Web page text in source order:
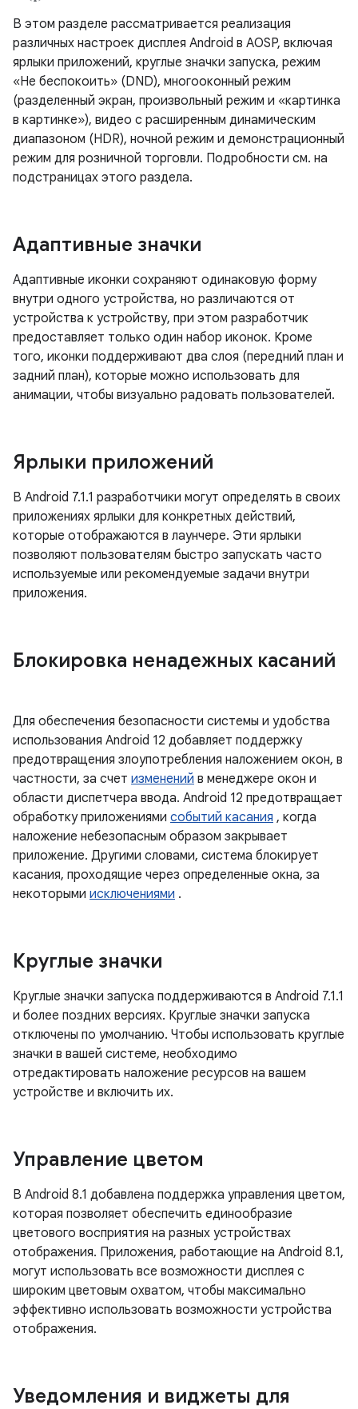
В этом разделе рассматривается реализация
различных настроек дисплея Android в AOSP, включая
ярлыки приложений, круглые значки запуска, режим
«Не беспокоить» (DND), многооконный режим
(разделенный экран, произвольный режим и «картинка
в картинке»), видео с расширенным динамическим
диапазоном (HDR), ночной режим и демонстрационный
режим для розничной торговли. Подробности см. на
подстраницах этого раздела.
Адаптивные значки
Адаптивные иконки сохраняют одинаковую форму
внутри одного устройства, но различаются от
устройства к устройству, при этом разработчик
предоставляет только один набор иконок. Кроме
того, иконки поддерживают два слоя (передний план и
задний план), которые можно использовать для
анимации, чтобы визуально радовать пользователей.
Ярлыки приложений
В Android 7.1.1 разработчики могут определять в своих
приложениях ярлыки для конкретных действий,
которые отображаются в лаунчере. Эти ярлыки
позволяют пользователям быстро запускать часто
используемые или рекомендуемые задачи внутри
приложения.
Блокировка ненадежных касаний
Для обеспечения безопасности системы и удобства
использования Android 12 добавляет поддержку
предотвращения злоупотребления наложением окон, в
частности, за счет изменений в менеджере окон и
области диспетчера ввода. Android 12 предотвращает
обработку приложениями событий касания , когда
наложение небезопасным образом закрывает
приложение. Другими словами, система блокирует
касания, проходящие через определенные окна, за
некоторыми исключениями .
Круглые значки
Круглые значки запуска поддерживаются в Android 7.1.1
и более поздних версиях. Круглые значки запуска
отключены по умолчанию. Чтобы использовать круглые
значки в вашей системе, необходимо
отредактировать наложение ресурсов на вашем
устройстве и включить их.
Управление цветом
В Android 8.1 добавлена ​​поддержка управления цветом,
которая позволяет обеспечить единообразие
цветового восприятия на разных устройствах
отображения. Приложения, работающие на Android 8.1,
могут использовать все возможности дисплея с
широким цветовым охватом, чтобы максимально
эффективно использовать возможности устройства
отображения.
Уведомления и виджеты для